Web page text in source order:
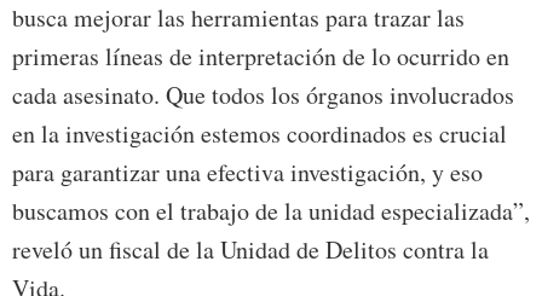
busca mejorar las herramientas para trazar las
primeras líneas de interpretación de lo ocurrido en
cada asesinato. Que todos los órganos involucrados
en la investigación estemos coordinados es crucial
para garantizar una efectiva investigación, y eso
buscamos con el trabajo de la unidad especializada”,
reveló un fiscal de la Unidad de Delitos contra la
Vida.